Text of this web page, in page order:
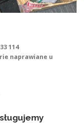
114
naprawiane u